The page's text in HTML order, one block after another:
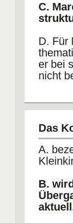
C.
D. Für
er bei
nicht
Das
A.
B.